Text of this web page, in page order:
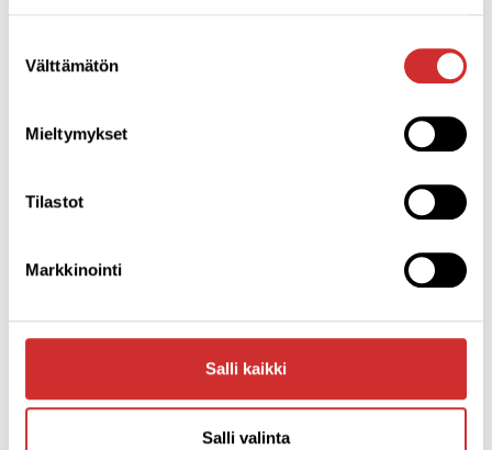
valinta
Välttämätön
Mieltymykset
Tilastot
Markkinointi
Salli kaikki
Salli valinta
GOLFAREILLE